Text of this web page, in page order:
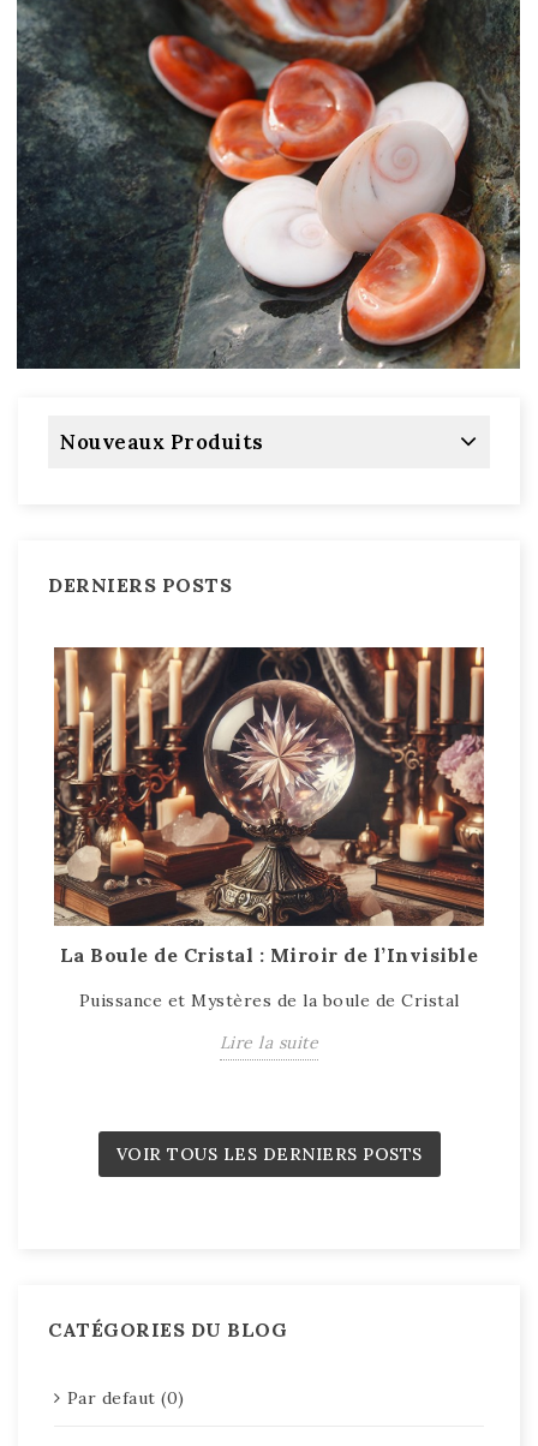
Nouveaux Produits
DERNIERS POSTS
La Boule de Cristal : Miroir de l’Invisible
Puissance et Mystères de la boule de Cristal
Lire la suite
VOIR TOUS LES DERNIERS POSTS
CATÉGORIES DU BLOG
Par defaut (0)